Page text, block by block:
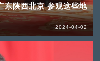
东陕西北京 参观这些地
2024-04-02